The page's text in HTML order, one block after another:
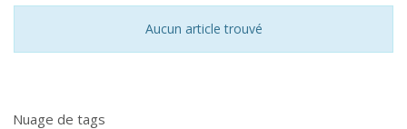
Aucun article trouvé
Nuage de tags